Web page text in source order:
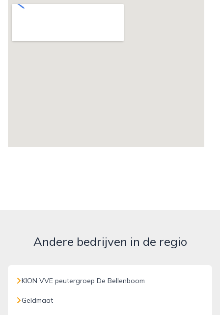
Andere bedrijven in de regio
KION VVE peutergroep De Bellenboom
Geldmaat